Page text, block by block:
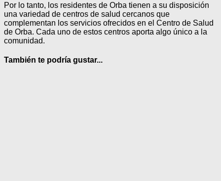
Por lo tanto, los residentes de Orba tienen a su disposición
una variedad de centros de salud cercanos que
complementan los servicios ofrecidos en el Centro de Salud
de Orba. Cada uno de estos centros aporta algo único a la
comunidad.
También te podría gustar...